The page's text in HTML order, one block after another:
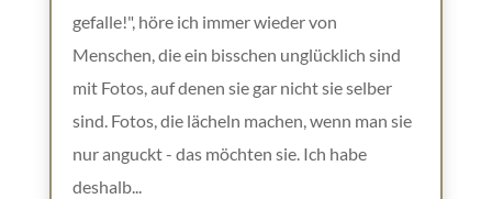
gefalle!", höre ich immer wieder von
Menschen, die ein bisschen unglücklich sind
mit Fotos, auf denen sie gar nicht sie selber
sind. Fotos, die lächeln machen, wenn man sie
nur anguckt - das möchten sie. Ich habe
deshalb...